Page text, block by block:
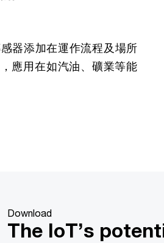
器添加在運作流程及場所
應用在如汽油、礦業等能
Download
The IoT’s